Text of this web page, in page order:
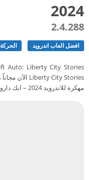
2024
2.4.288
افضل العاب اندرويد الحركة
مهكرة للاندرويد 2024 – ابك دارويد